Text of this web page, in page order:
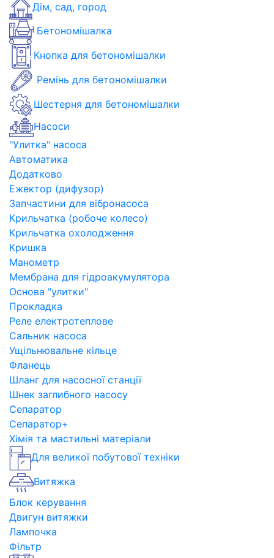
Дім, сад, город
Бетономішалка
Кнопка для бетономішалки
Ремінь для бетономішалки
Шестерня для бетономішалки
Насоси
"Улитка" насоса
Автоматика
Додатково
Ежектор (дифузор)
Запчастини для вібронасоса
Крильчатка (робоче колесо)
Крильчатка охолодження
Кришка
Манометр
Мембрана для гідроакумулятора
Основа "улитки"
Прокладка
Реле електротеплове
Сальник насоса
Ущільнювальне кільце
Фланець
Шланг для насосної станції
Шнек заглибного насосу
Сепаратор
Сепаратор+
Хімія та мастильні матеріали
Для великої побутової техніки
Витяжка
Блок керування
Двигун витяжки
Лампочка
Фільтр